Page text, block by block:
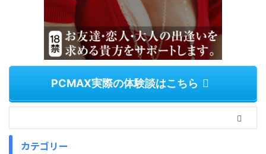
PCMAX実際の体験談はこちら
カテゴリー